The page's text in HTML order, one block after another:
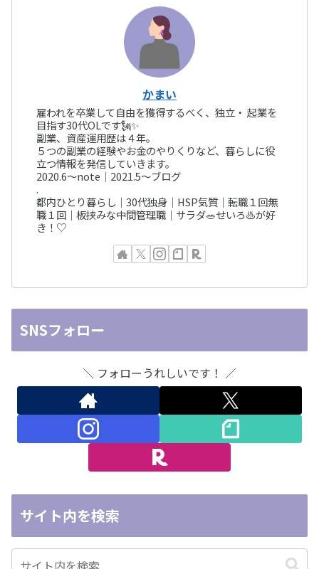
かまい
雇われを卒業して自由を獲得するべく、独立・ 起業を
目指す30代OLです🗽✨
副業、資産運用歴は４年。
５つの副業の経験やお金のやりくりなど、暮らしに役
立つ情報を発信していきます。
2020.6〜note｜2021.5〜ブログ
.
都内ひとり暮らし｜30代独身｜HSP気質｜転職１回無
職１回｜板挟みな中間管理職｜サラダ🥗せいろ♨️が好
き！♡
SNSフォロー
＼ フォローうれしいです！ ／
サイト内を検索